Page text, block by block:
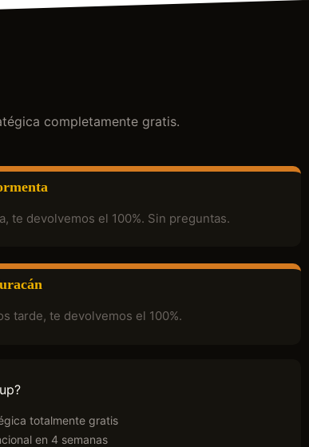
completamente gratis.
te devolvemos el 100%. Sin preguntas.
tarde, te devolvemos el 100%.
totalmente gratis
en 4 semanas